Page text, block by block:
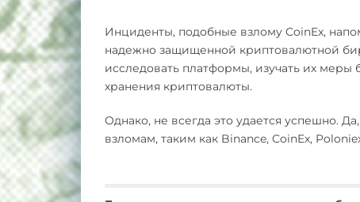
Инциденты, подобные взлому CoinEx,
надежно защищенной криптовалютной
исследовать платформы, изучать их меры
хранения криптовалюты.
Однако, не всегда это удается успешно.
взломам, таким как Binance, CoinEx,